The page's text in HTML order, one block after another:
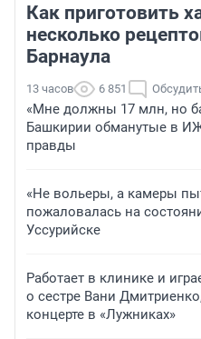
Как приготовить
несколько
Барнаула
13 часов 6 851
«Мне должны 17 млн, но
Башкирии обманутые в
правды
«Не вольеры, а камеры
пожаловалась на
Уссурийске
Работает в клинике и
о сестре Вани
концерте в «Лужниках»